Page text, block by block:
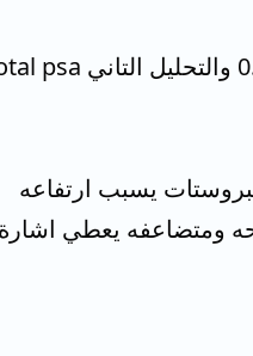
يسبب ارتفاعه
ومتضاعفه يعطي